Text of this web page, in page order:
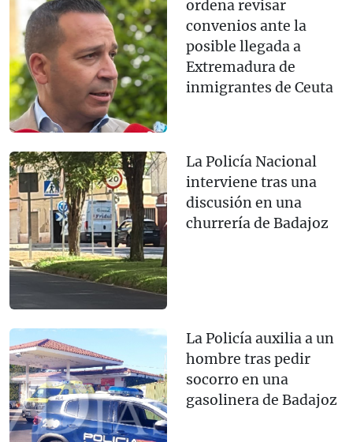
ordena revisar
convenios ante la
posible llegada a
Extremadura de
inmigrantes de Ceuta
La Policía Nacional
interviene tras una
discusión en una
churrería de Badajoz
La Policía auxilia a un
hombre tras pedir
socorro en una
gasolinera de Badajoz